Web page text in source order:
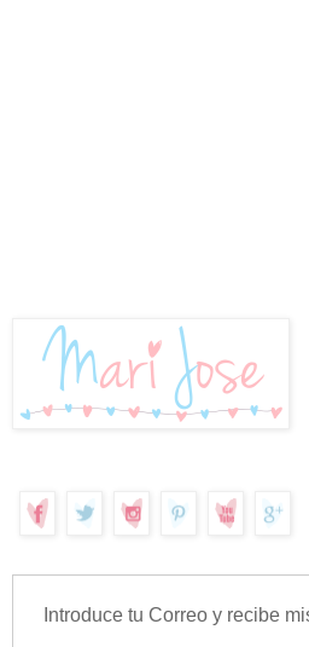
Introduce tu Correo y recibe